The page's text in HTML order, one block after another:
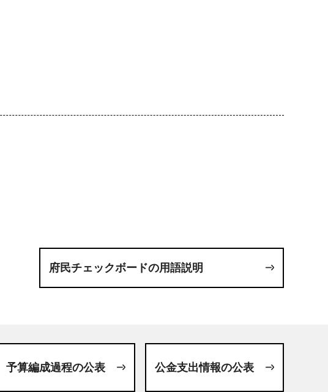
府民チェックボードの用語説明
予算編成過程の公表 公金支出情報の公表